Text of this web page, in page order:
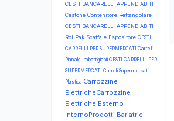
CESTI BANCARELLI APPENDIABITI
Cestone Contenitore Rettangolare
CESTI BANCARELLI APPENDIABITI
RollPak Scaffale Espositore CESTI
CARRELLI PER SUPERMERCATI Carrelli
Pianale ImbottigliabiliCESTI CARRELLI PER
SUPERMERCATI Carrelli Supermercati
Plastica Carrozzine
ElettricheCarrozzine
Elettriche Esterno
InternoProdotti Bariatrici